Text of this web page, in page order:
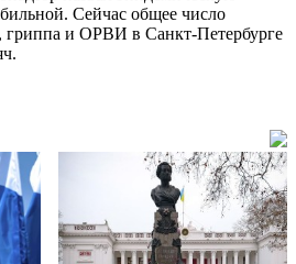
Сейчас общее число
гриппа и ОРВИ в Санкт-Петербурге